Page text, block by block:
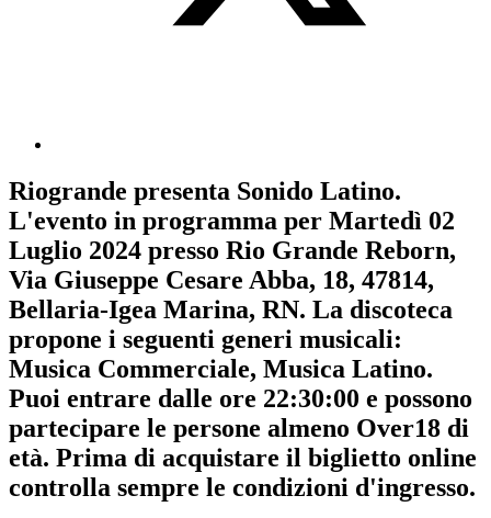
Riogrande presenta Sonido Latino.
L'evento in programma per Martedì 02
Luglio 2024 presso Rio Grande Reborn,
Via Giuseppe Cesare Abba, 18, 47814,
Bellaria-Igea Marina, RN. La discoteca
propone i seguenti generi musicali:
Musica Commerciale, Musica Latino.
Puoi entrare dalle ore 22:30:00 e possono
partecipare le persone almeno Over18 di
età. Prima di acquistare il biglietto online
controlla sempre le condizioni d'ingresso.